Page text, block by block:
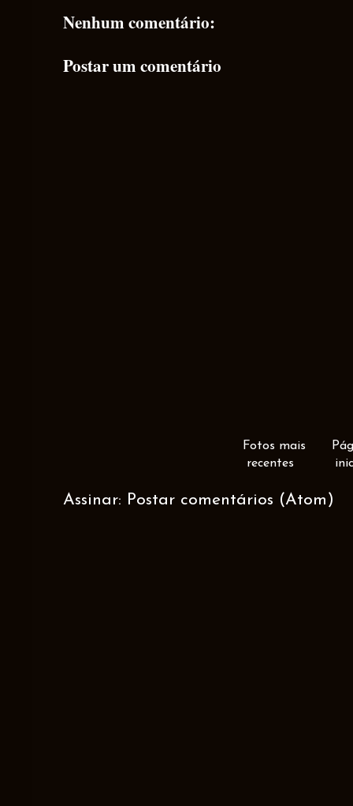
Nenhum comentário:
Postar um comentário
Fotos mais
recentes
Assinar: Postar comentários (Atom)